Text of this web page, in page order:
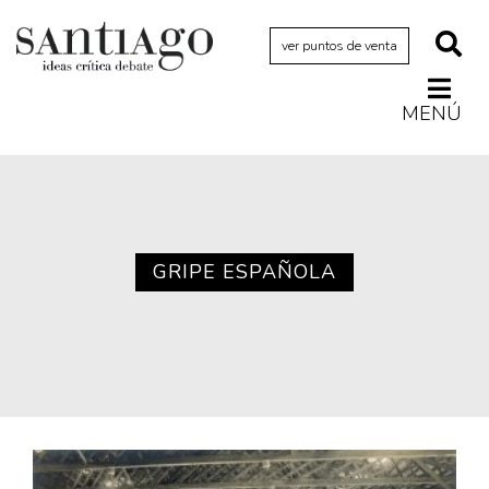
ver puntos de venta
MENÚ
GRIPE ESPAÑOLA